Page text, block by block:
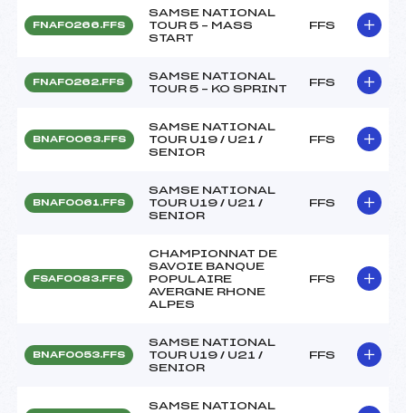
FNAF0266.FFS
SAMSE NATIONAL
TOUR 5 – MASS
START
FFS
FNAF0262.FFS
SAMSE NATIONAL
TOUR 5 – KO SPRINT
FFS
BNAF0063.FFS
SAMSE NATIONAL
TOUR U19 / U21 /
SENIOR
FFS
BNAF0061.FFS
SAMSE NATIONAL
TOUR U19 / U21 /
SENIOR
FFS
FSAF0083.FFS
CHAMPIONNAT DE
SAVOIE BANQUE
POPULAIRE
AVERGNE RHONE
ALPES
FFS
BNAF0053.FFS
SAMSE NATIONAL
TOUR U19 / U21 /
SENIOR
FFS
SAMSE NATIONAL